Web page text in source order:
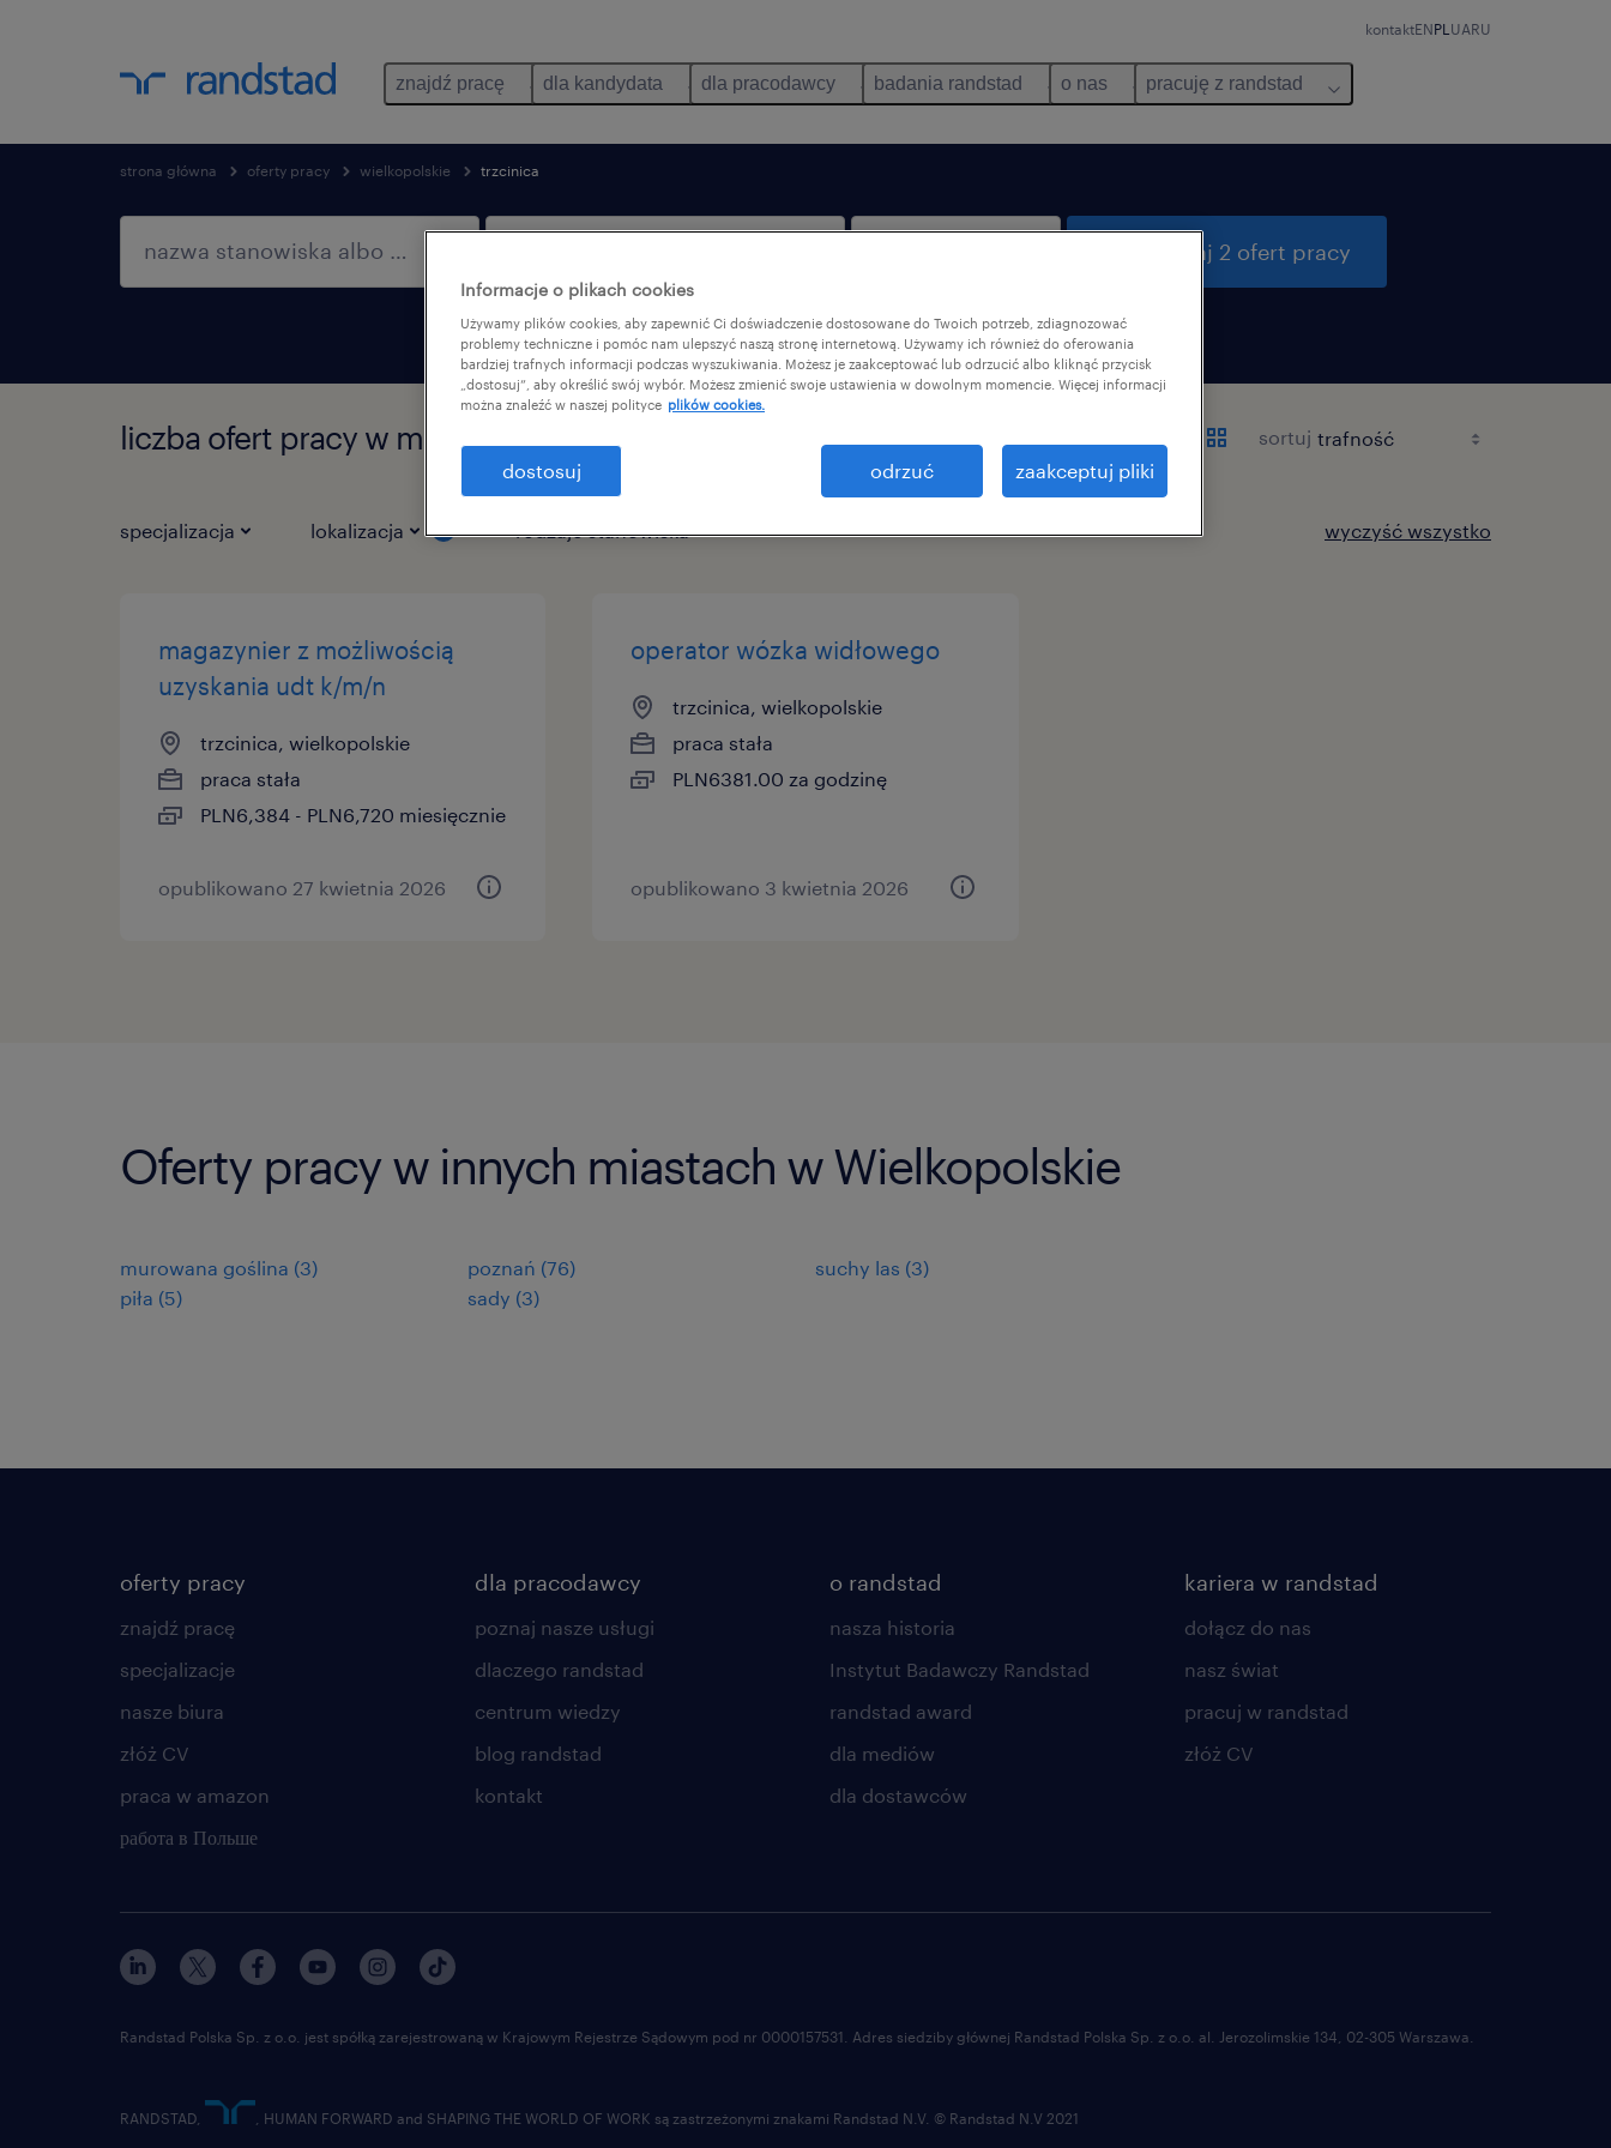
kontaktENPL UARU
znajdź pracę dla kandydata dla pracodawcy badania randstad o nas pracuję z randstad
strona główna oferty pracy wielkopolskie trzcinica
tylko praca zdalna
przeszukaj 2 ofert pracy
liczba ofert pracy w miejscowości Trzcinica, Wielkopolskie: 2 sortuj
specjalizacja lokalizacja rodzaje stanowiska wyczyść wszystko
magazynier z możliwością
uzyskania udt k/m/n
trzcinica, wielkopolskie
praca stała
PLN6,384 - PLN6,720 miesięcznie
opublikowano 27 kwietnia 2026
operator wózka widłowego
trzcinica, wielkopolskie
praca stała
PLN6381.00 za godzinę
opublikowano 3 kwietnia 2026
Oferty pracy w innych miastach w Wielkopolskie
murowana goślina (3)
piła (5)
poznań (76)
sady (3)
suchy las (3)
oferty pracy
znajdź pracę
specjalizacje
nasze biura
złóż CV
praca w amazon
работа в Польше
dla pracodawcy
poznaj nasze usługi
dlaczego randstad
centrum wiedzy
blog randstad
kontakt
o randstad
nasza historia
Instytut Badawczy Randstad
randstad award
dla mediów
dla dostawców
kariera w randstad
dołącz do nas
nasz świat
pracuj w randstad
złóż CV
Randstad Polska Sp. z o.o. jest spółką zarejestrowaną w Krajowym Rejestrze Sądowym pod nr 0000157531. Adres siedziby głównej Randstad Polska Sp. z o.o. al. Jerozolimskie 134, 02-305 Warszawa.
RANDSTAD, , HUMAN FORWARD and SHAPING THE WORLD OF WORK są zastrzeżonymi znakami Randstad N.V. © Randstad N.V 2021
Informacje o plikach cookies
Używamy plików cookies, aby zapewnić Ci doświadczenie dostosowane do Twoich potrzeb, zdiagnozować
problemy techniczne i pomóc nam ulepszyć naszą stronę internetową. Używamy ich również do oferowania
bardziej trafnych informacji podczas wyszukiwania. Możesz je zaakceptować lub odrzucić albo kliknąć przycisk
„dostosuj”, aby określić swój wybór. Możesz zmienić swoje ustawienia w dowolnym momencie. Więcej informacji
można znaleźć w naszej polityce plików cookies.
dostosuj odrzuć zaakceptuj pliki